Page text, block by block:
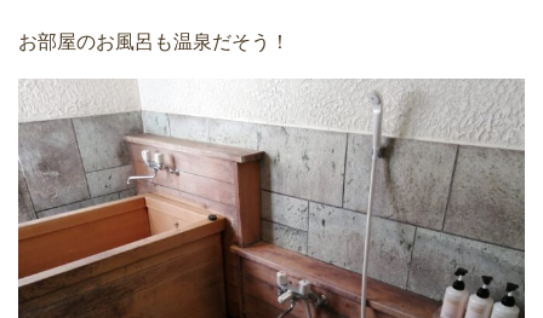
お部屋のお風呂も温泉だそう！